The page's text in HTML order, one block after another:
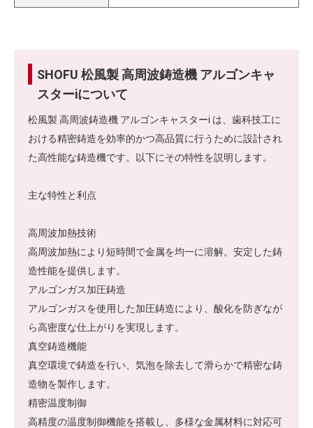
SHOFU 松風製 高周波鋳造機 アルゴンキャ
スターiについて
松風製 高周波鋳造機 アルゴンキャスターi は、歯科技工に
おける精密鋳造を効率的かつ高品質に行うために設計され
た高性能な鋳造機です。以下にその特性を説明します。
主な特性と利点
高周波加熱技術
高周波加熱により短時間で金属を均一に溶解。安定した鋳
造性能を提供します。
アルゴンガス加圧鋳造
アルゴンガスを使用した加圧鋳造により、酸化を防ぎなが
ら高密度な仕上がりを実現します。
真空鋳造機能
真空環境で鋳造を行い、気泡を除去して滑らかで精密な鋳
造物を製作します。
精密温度制御
高精度の温度制御機能を搭載し、多様な金属材料に対応可